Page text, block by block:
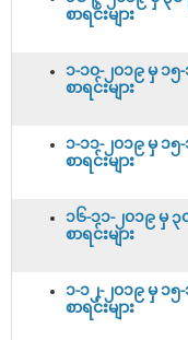
စာရင်းများ
၁-၁၀-၂၀၁၉ မှ ၁
စာရင်းများ
၁-၁၁-၂၀၁၉ မှ ၁
စာရင်းများ
၁၆-၁၁-၂၀၁၉ မှ
စာရင်းများ
၁-၁၂-၂၀၁၉ မှ ၁
စာရင်းများ